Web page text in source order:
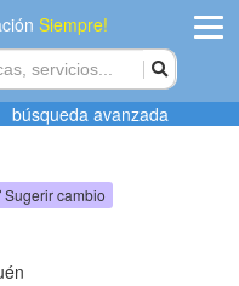
Siempre!
Agregar
búsqueda avanzada
Sugerir cambio